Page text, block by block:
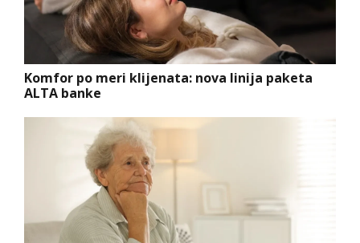
Komfor po meri klijenata: nova linija paketa
ALTA banke